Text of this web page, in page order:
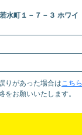
水町１－７－３ ホワイ
りがあった場合はこちら
をお願いいたします。